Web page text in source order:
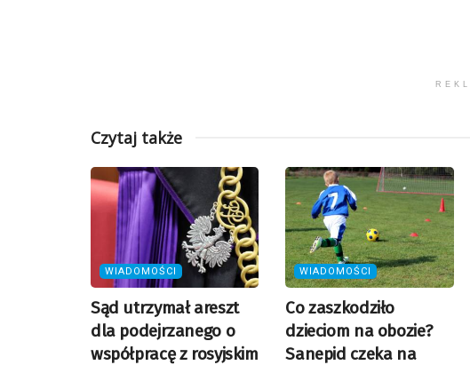
Czytaj także
WIADOMOŚCI
Sąd utrzymał areszt
dla podejrzanego o
współpracę z rosyjskim
WIADOMOŚCI
Co zaszkodziło
dzieciom na obozie?
Sanepid czeka na